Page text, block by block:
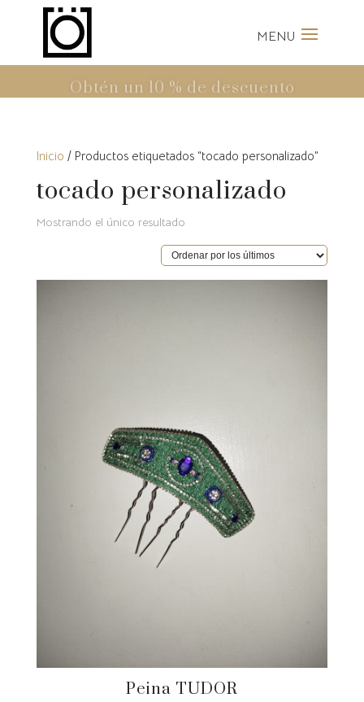
Obtén un 10 % de descuento
Inicio / Productos etiquetados “tocado personalizado”
tocado personalizado
Mostrando el único resultado
Peina TUDOR